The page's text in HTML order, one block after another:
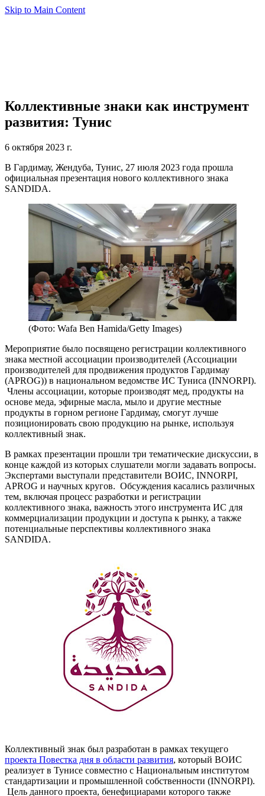
Skip to Main Content
Коллективные знаки как инструмент
развития: Тунис
6 октября 2023 г.
В Гардимау, Жендуба, Тунис, 27 июля 2023 года прошла
официальная презентация нового коллективного знака
SANDIDA.
(Фото: Wafa Ben Hamida/Getty Images)
Мероприятие было посвящено регистрации коллективного
знака местной ассоциации производителей (Ассоциации
производителей для продвижения продуктов Гардимау
(APROG)) в национальном ведомстве ИС Туниса (INNORPI).
Члены ассоциации, которые производят мед, продукты на
основе меда, эфирные масла, мыло и другие местные
продукты в горном регионе Гардимау, смогут лучше
позиционировать свою продукцию на рынке, используя
коллективный знак.
В рамках презентации прошли три тематические дискуссии, в
конце каждой из которых слушатели могли задавать вопросы.
Экспертами выступали представители ВОИС, INNORPI,
APROG и научных кругов. Обсуждения касались различных
тем, включая процесс разработки и регистрации
коллективного знака, важность этого инструмента ИС для
коммерциализации продукции и доступа к рынку, а также
потенциальные перспективы коллективного знака
SANDIDA.
Коллективный знак был разработан в рамках текущего
проекта Повестка дня в области развития, который ВОИС
реализует в Тунисе совместно с Национальным институтом
стандартизации и промышленной собственности (INNORPI).
Цель данного проекта, бенефициарами которого также